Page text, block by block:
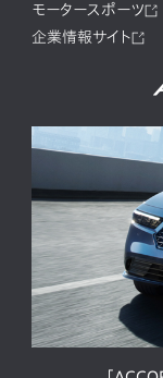
モータースポーツ
企業情報サイト